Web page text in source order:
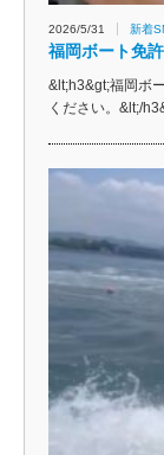
2026/5/31 新着
福岡ボート免
&lt;h3&gt;福岡ボ
ください。&lt;/